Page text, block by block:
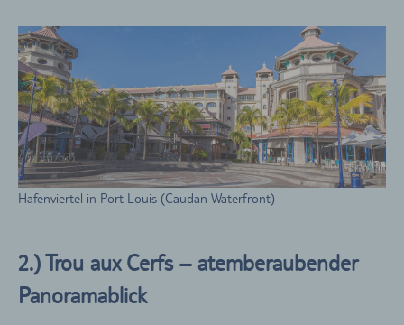
Hafenviertel in Port Louis (Caudan Waterfront)
2.) Trou aux Cerfs – atemberaubender
Panoramablick